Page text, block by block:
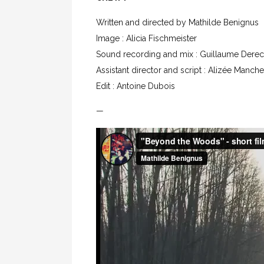
Written and directed by Mathilde Benignus
Image : Alicia Fischmeister
Sound recording and mix : Guillaume
Assistant director and script : Alizée Manche
Edit : Antoine Dubois
—